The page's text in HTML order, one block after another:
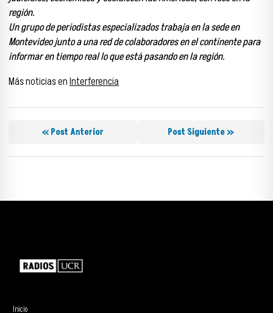
región.
Un grupo de periodistas especializados trabaja en la sede en
Montevideo junto a una red de colaboradores en el continente para
informar en tiempo real lo que está pasando en la región.
Más noticias enInterferencia
« Post Anterior Post Siguiente »
Inicio